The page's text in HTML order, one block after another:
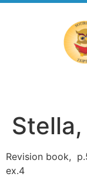
Revision book,
ex.4